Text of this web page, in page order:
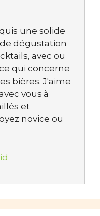
une solide
dégustation
avec ou
qui concerne
bières. J'aime
vous à
et
novice ou